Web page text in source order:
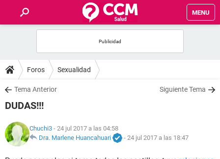
MENU
FOROS
SALUD
NUTRICIÓN
Foros Sexualidad
Tema Anterior Siguiente Tema
DUDAS!!!
Chuchi3 - 24 jul 2017 a las 04:58
Dra. Marlene Huancahuari
- 24 jul 2017 a las 18:47